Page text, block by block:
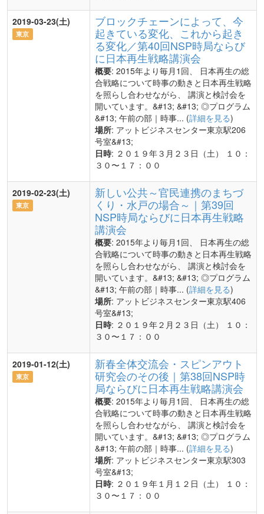
2019-03-23(土)
東京
ブロックチェーンによって、今
起きている変化、これから起き
る変化／第40回NSP時局ならび
に日本再生戦略講演会
概要: 2015年より毎月1回、 日本再生の総
合戦略について時事の動きと日本再生戦略
を照らし合わせながら、 講演と検討会を
開いています。&#13; &#13; ◎プログラム
&#13; 午前の部｜時事... (詳細を見る)
場所: アットビジネスセンター東京駅206
号室&#13;
日時: ２０１９年３月２３日（土） １０：
３０〜１７：００
2019-02-23(土)
東京
新しい公共～官民連携のまちづ
くり・水戸の場合～｜第39回
NSP時局ならびに日本再生戦略
講演会
概要: 2015年より毎月1回、 日本再生の総
合戦略について時事の動きと日本再生戦略
を照らし合わせながら、 講演と検討会を
開いています。&#13; &#13; ◎プログラム
&#13; 午前の部｜時事... (詳細を見る)
場所: アットビジネスセンター東京駅406
号室&#13;
日時: ２０１９年２月２３日（土） １０：
３０〜１７：００
2019-01-12(土)
東京
新春全体交流会・スピンアウト
研究会のその後｜第38回NSP時
局ならびに日本再生戦略講演会
概要: 2015年より毎月1回、 日本再生の総
合戦略について時事の動きと日本再生戦略
を照らし合わせながら、 講演と検討会を
開いています。&#13; &#13; ◎プログラム
&#13; 午前の部｜時事... (詳細を見る)
場所: アットビジネスセンター東京駅303
号室&#13;
日時: ２０１９年１月１２日（土） １０：
３０〜１７：００